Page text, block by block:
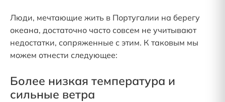
Люди, мечтающие жить в Португалии на берегу
океана, достаточно часто совсем не учитывают
недостатки, сопряженные с этим. К таковым мы
можем отнести следующее:
Более низкая температура и
сильные ветра